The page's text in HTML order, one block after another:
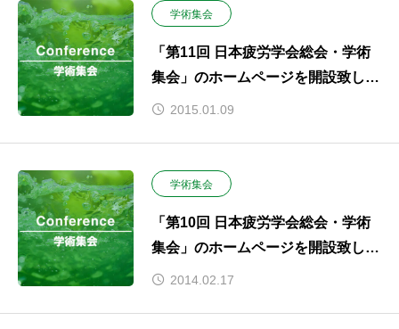
学術集会
「第11回 日本疲労学会総会・学術
集会」のホームページを開設致しま
した2015.01.09
学術集会
「第10回 日本疲労学会総会・学術
集会」のホームページを開設致しま
した2014.02.17